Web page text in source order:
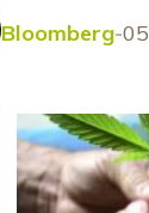
Bloomberg